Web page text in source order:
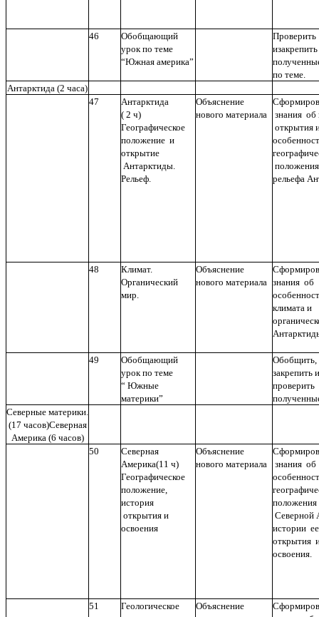
46
Обобщающий
урок по теме
“Южная америка”
Проверить
изакрепить
по теме.
Антарктида (2 часа)
47
Антарктида
( 2 ч)
Географическое
положение и
открытие
Антарктиды.
Рельеф.
Объяснение
нового материала
знания об
открытия
рельефа
48
Климат.
Органический
мир.
Объяснение
нового материала знания об
климата и
49
Обобщающий
урок по теме
“ Южные
материки”
Обобщить,
закрепить и
проверить
Северные материки.
(17 часов)Северная
Америка (6 часов)
50
Северная
Америка(11 ч)
Географическое
положение,
история
открытия и
освоения
Объяснение
нового материала
знания об
положения
Северной
истории ее
открытия
освоения.
51
Геологическое
Объяснение